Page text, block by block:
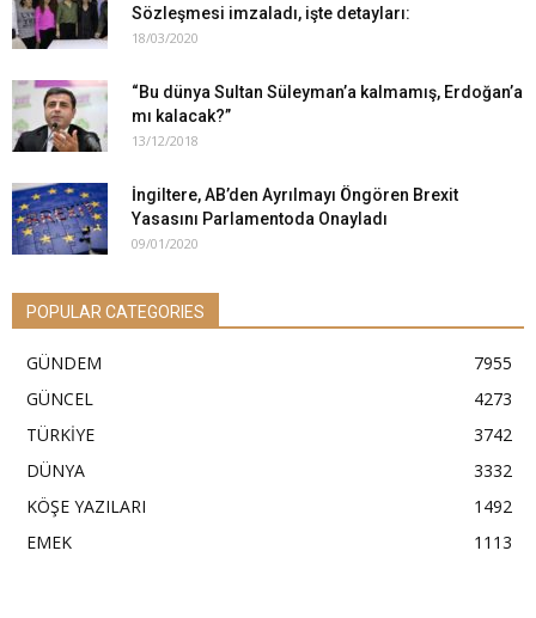
Sözleşmesi imzaladı, işte detayları:
18/03/2020
“Bu dünya Sultan Süleyman’a kalmamış, Erdoğan’a
mı kalacak?”
13/12/2018
İngiltere, AB’den Ayrılmayı Öngören Brexit
Yasasını Parlamentoda Onayladı
09/01/2020
POPULAR CATEGORIES
GÜNDEM
7955
GÜNCEL
4273
TÜRKİYE
3742
DÜNYA
3332
KÖŞE YAZILARI
1492
EMEK
1113